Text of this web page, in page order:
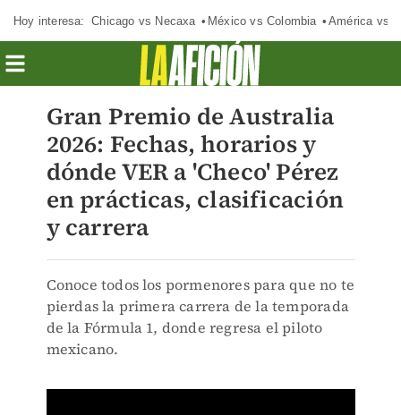
Hoy interesa: Chicago vs Necaxa México vs Colombia América vs
Gran Premio de Australia
2026: Fechas, horarios y
dónde VER a 'Checo' Pérez
en prácticas, clasificación
y carrera
Conoce todos los pormenores para que no te
pierdas la primera carrera de la temporada
de la Fórmula 1, donde regresa el piloto
mexicano.